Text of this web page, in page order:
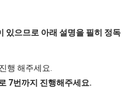
있으므로 아래 설명을 필히 정독
행 해주세요.
7번까지 진행해주세요.